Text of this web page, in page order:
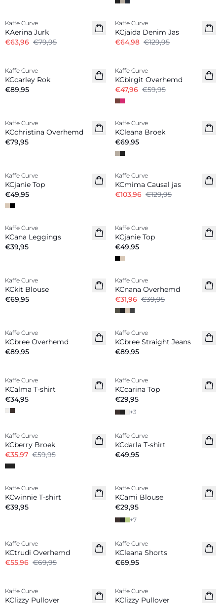
Kaffe Curve
KAerina Jurk
€63,96 €79,95
-50%
Kaffe Curve
KCjaida Denim Jas
€64,98 €129,95
Nieuw
Kaffe Curve
KCcarley Rok
€89,95
Kaffe Curve
KCbirgit Overhemd
€47,96 €59,95
Nieuw
Kaffe Curve
KCchristina Overhemd
€79,95
Kaffe Curve
KCleana Broek
€69,95
Nieuw
Kaffe Curve
KCjanie Top
€49,95
-20%
Kaffe Curve
KCmima Causal jas
€103,96 €129,95
Nieuw
Kaffe Curve
KCana Leggings
€39,95
Nieuw
Kaffe Curve
KCjanie Top
€49,95
Nieuw
Kaffe Curve
KCkit Blouse
€69,95
-20%
Kaffe Curve
KCnana Overhemd
€31,96 €39,95
Nieuw
Kaffe Curve
KCbree Overhemd
€89,95
Nieuw
Kaffe Curve
KCbree Straight Jeans
€89,95
Nieuw
Kaffe Curve
KCalma T-shirt
€34,95
Nieuw
Kaffe Curve
KCcarina Top
€29,95
+3
Kaffe Curve
KCberry Broek
€35,97 €59,95
Nieuw
Kaffe Curve
KCdarla T-shirt
€49,95
Nieuw
Kaffe Curve
KCwinnie T-shirt
€39,95
Nieuw
Kaffe Curve
KCami Blouse
€29,95
+7
Kaffe Curve
KCtrudi Overhemd
€55,96 €69,95
Kaffe Curve
KCleana Shorts
€69,95
Nieuw
Kaffe Curve
KClizzy Pullover
Kaffe Curve
KClizzy Pullover